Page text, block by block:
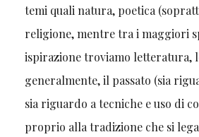
temi quali natura, poetica
religione, mentre tra i maggiori
ispirazione troviamo letteratura,
generalmente, il passato (sia
sia riguardo a tecniche e uso di
proprio alla tradizione che si